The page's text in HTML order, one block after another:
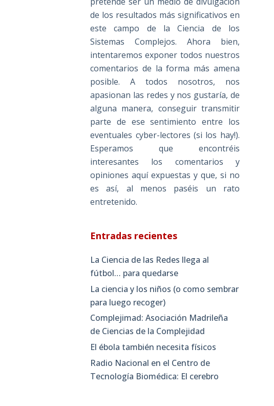
de los resultados más significativos en
este campo de la Ciencia de los
Sistemas Complejos. Ahora bien,
intentaremos exponer todos nuestros
comentarios de la forma más amena
posible. A todos nosotros, nos
apasionan las redes y nos gustaría, de
alguna manera, conseguir transmitir
parte de ese sentimiento entre los
eventuales cyber-lectores (si los hay!).
Esperamos que encontréis
interesantes los comentarios y
opiniones aquí expuestas y que, si no
es así, al menos paséis un rato
entretenido.
Entradas recientes
La Ciencia de las Redes llega al
fútbol… para quedarse
La ciencia y los niños (o como sembrar
para luego recoger)
Complejimad: Asociación Madrileña
de Ciencias de la Complejidad
El ébola también necesita físicos
Radio Nacional en el Centro de
Tecnología Biomédica: El cerebro